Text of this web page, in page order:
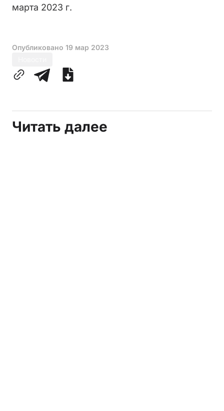
марта 2023 г.
Опубликовано 19 мар 2023
Читать далее